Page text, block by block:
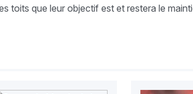
toits que leur objectif est et restera le
contrat avec lEN militaire